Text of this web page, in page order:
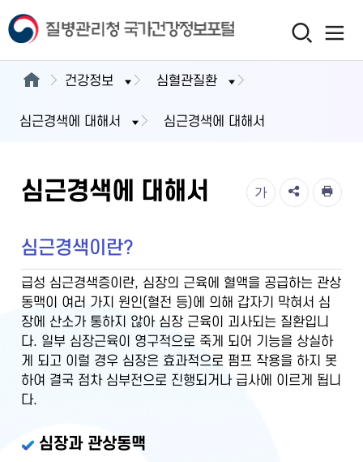
건강정보 심혈관질환
심근경색에 대해서 심근경색에 대해서
심근경색에 대해서 가
심근경색이란?
급성 심근경색증이란, 심장의 근육에 혈액을 공급하는 관상
동맥이 여러 가지 원인(혈전 등)에 의해 갑자기 막혀서 심
장에 산소가 통하지 않아 심장 근육이 괴사되는 질환입니
다. 일부 심장근육이 영구적으로 죽게 되어 기능을 상실하
게 되고 이럴 경우 심장은 효과적으로 펌프 작용을 하지 못
하여 결국 점차 심부전으로 진행되거나 급사에 이르게 됩니
다.
심장과 관상동맥